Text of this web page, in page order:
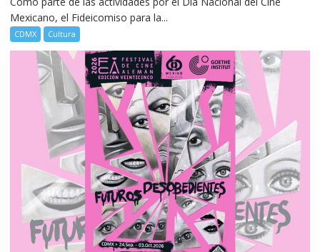
Mexicano, el Fideicomiso para la...
CDMX Cultura